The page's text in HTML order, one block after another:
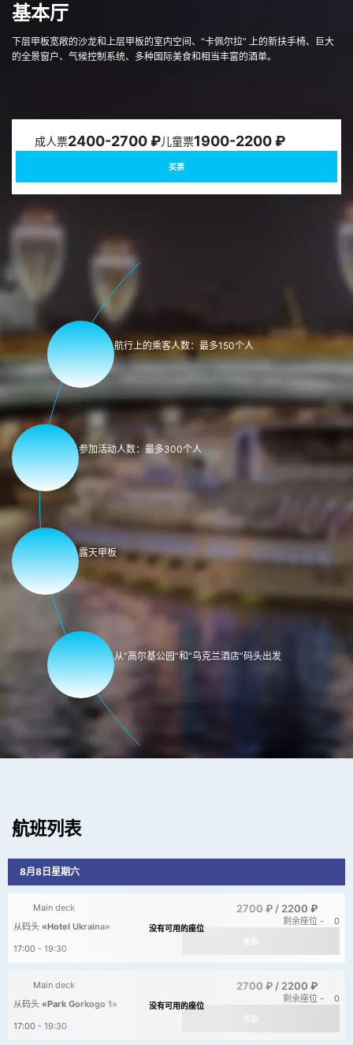
基本厅
下层甲板宽敞的沙龙和上层甲板的室内空间、“卡佩尔拉” 上的新扶手椅、巨大
的全景窗户、气候控制系统、多种国际美食和相当丰富的酒单。
成人票2400-2700 ₽儿童票1900-2200 ₽
买票
航行上的乘客人数：最多150个人
参加活动人数：最多300个人
露天甲板
从“高尔基公园”和“乌克兰酒店”码头出发
航班列表
8月8日星期六
Main deck
从码头 «Hotel Ukraina»
17:00 - 19:30
剩余座位 - 0
2700 ₽ / 2200 ₽
Main deck
从码头 «Park Gorkogo 1»
17:00 - 19:30
剩余座位 - 0
2700 ₽ / 2200 ₽